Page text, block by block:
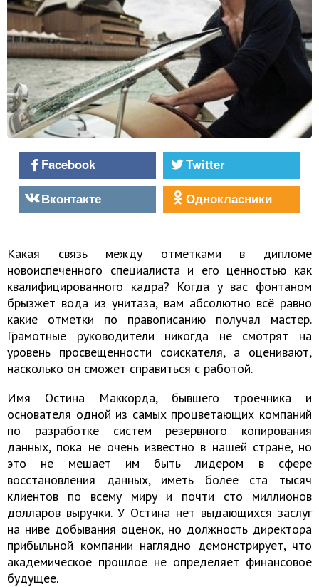
Facebook
Twitter
Вконтакте
Однокласники
Какая связь между отметками в дипломе
новоиспеченного специалиста и его ценностью как
квалифицированного кадра? Когда у вас фонтаном
брызжет вода из унитаза, вам абсолютно всё равно
какие отметки по правописанию получал мастер.
Грамотные руководители никогда не смотрят на
уровень просвещенности соискателя, а оценивают,
насколько он сможет справиться с работой.
Имя Остина Маккорда, бывшего троечника и
основателя одной из самых процветающих компаний
по разработке систем резервного копирования
данных, пока не очень известно в нашей стране, но
это не мешает им быть лидером в сфере
восстановления данных, иметь более ста тысяч
клиентов по всему миру и почти сто миллионов
долларов выручки. У Остина нет выдающихся заслуг
на ниве добывания оценок, но должность директора
прибыльной компании наглядно демонстрирует, что
академическое прошлое не определяет финансовое
будущее.